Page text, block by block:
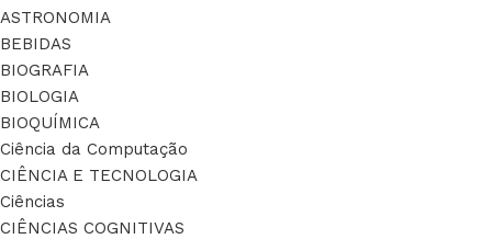
ASTRONOMIA
BEBIDAS
BIOGRAFIA
BIOLOGIA
BIOQUÍMICA
Ciência da Computação
CIÊNCIA E TECNOLOGIA
Ciências
CIÊNCIAS COGNITIVAS